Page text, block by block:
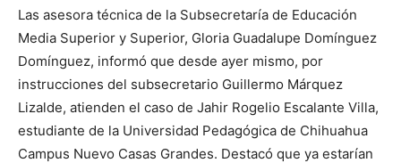
Las asesora técnica de la Subsecretaría de Educación
Media Superior y Superior, Gloria Guadalupe Domínguez
Domínguez, informó que desde ayer mismo, por
instrucciones del subsecretario Guillermo Márquez
Lizalde, atienden el caso de Jahir Rogelio Escalante Villa,
estudiante de la Universidad Pedagógica de Chihuahua
Campus Nuevo Casas Grandes. Destacó que ya estarían